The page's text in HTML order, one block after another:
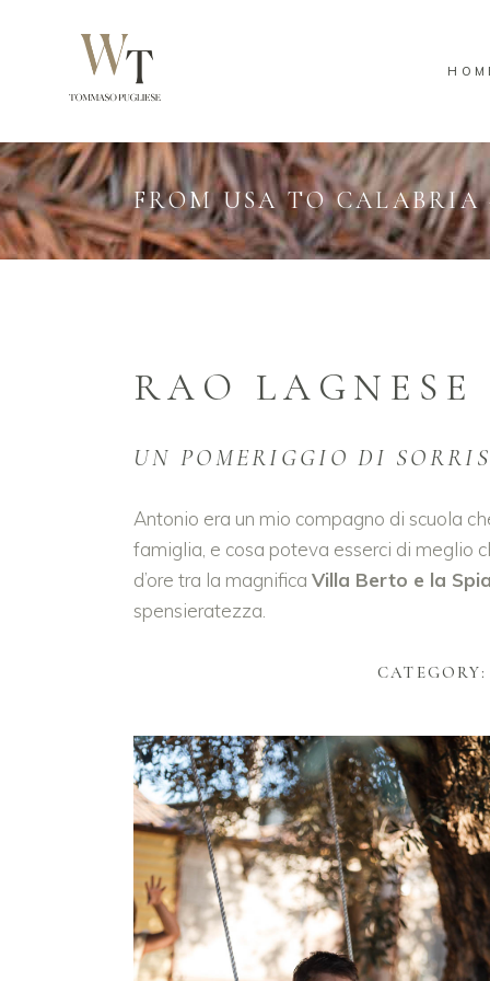
FROM USA TO
RAO
UN POMERIGGIO DI
Antonio era un mio compagno di scuola
famiglia, e cosa poteva esserci di meglio
d’ore tra la magnifica Villa Berto e la
spensieratezza.
CATEGORY: